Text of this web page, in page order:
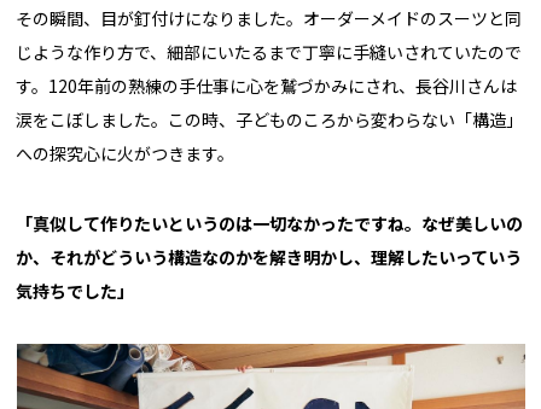
その瞬間、目が釘付けになりました。オーダーメイドのスーツと同
じような作り方で、細部にいたるまで丁寧に手縫いされていたので
す。120年前の熟練の手仕事に心を鷲づかみにされ、長谷川さんは
涙をこぼしました。この時、子どものころから変わらない「構造」
への探究心に火がつきます。
「真似して作りたいというのは一切なかったですね。なぜ美しいの
か、それがどういう構造なのかを解き明かし、理解したいっていう
気持ちでした」